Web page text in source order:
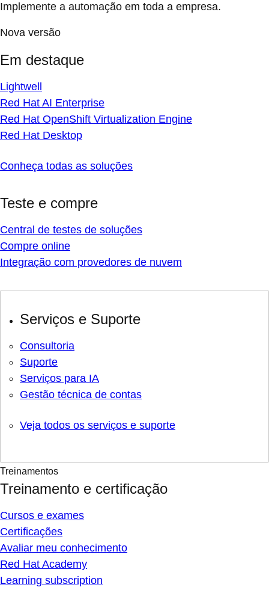
Implemente a automação em toda a empresa.
Nova versão
Em destaque
Lightwell
Red Hat AI Enterprise
Red Hat OpenShift Virtualization Engine
Red Hat Desktop
Conheça todas as soluções
Teste e compre
Central de testes de soluções
Compre online
Integração com provedores de nuvem
Serviços e Suporte
Consultoria
Suporte
Serviços para IA
Gestão técnica de contas
Veja todos os serviços e suporte
Treinamentos
Treinamento e certificação
Cursos e exames
Certificações
Avaliar meu conhecimento
Red Hat Academy
Learning subscription